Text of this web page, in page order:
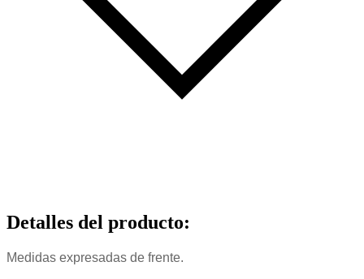
Detalles del producto:
Medidas expresadas de frente.